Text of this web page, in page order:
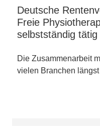
Deutsche
Freie
selbstständig tätig
Die Zusammenarbeit
vielen Branchen